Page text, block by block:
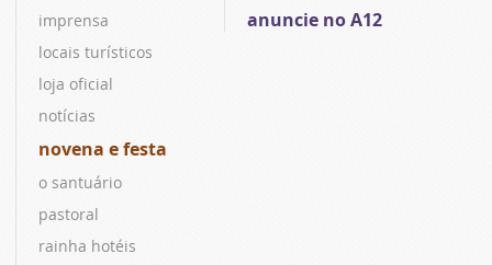
imprensa
locais turísticos
loja oficial
notícias
novena e festa
o santuário
pastoral
rainha hotéis
anuncie no A12